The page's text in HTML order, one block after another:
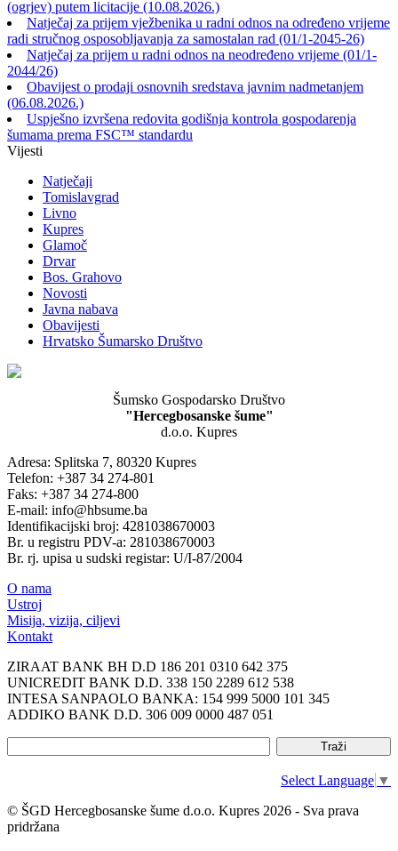
(ogrjev) putem licitacije (10.08.2026.)
Natječaj za prijem vježbenika u radni odnos na određeno vrijeme
radi stručnog osposobljavanja za samostalan rad (01/1-2045-26)
Natječaj za prijem u radni odnos na neodređeno vrijeme (01/1-
2044/26)
Obavijest o prodaji osnovnih sredstava javnim nadmetanjem
(06.08.2026.)
Uspješno izvršena redovita godišnja kontrola gospodarenja
šumama prema FSC™ standardu
Vijesti
Natječaji
Tomislavgrad
Livno
Kupres
Glamoč
Drvar
Bos. Grahovo
Novosti
Javna nabava
Obavijesti
Hrvatsko Šumarsko Društvo
Šumsko Gospodarsko Društvo
"Hercegbosanske šume"
d.o.o. Kupres
Adresa: Splitska 7, 80320 Kupres
Telefon: +387 34 274-801
Faks: +387 34 274-800
E-mail: info@hbsume.ba
Identifikacijski broj: 4281038670003
Br. u registru PDV-a: 281038670003
Br. rj. upisa u sudski registar: U/I-87/2004
O nama
Ustroj
Misija, vizija, ciljevi
Kontakt
ZIRAAT BANK BH D.D 186 201 0310 642 375
UNICREDIT BANK D.D. 338 150 2289 612 538
INTESA SANPAOLO BANKA: 154 999 5000 101 345
ADDIKO BANK D.D. 306 009 0000 487 051
Select Language ▼
© ŠGD Hercegbosanske šume d.o.o. Kupres 2026 - Sva prava
pridržana